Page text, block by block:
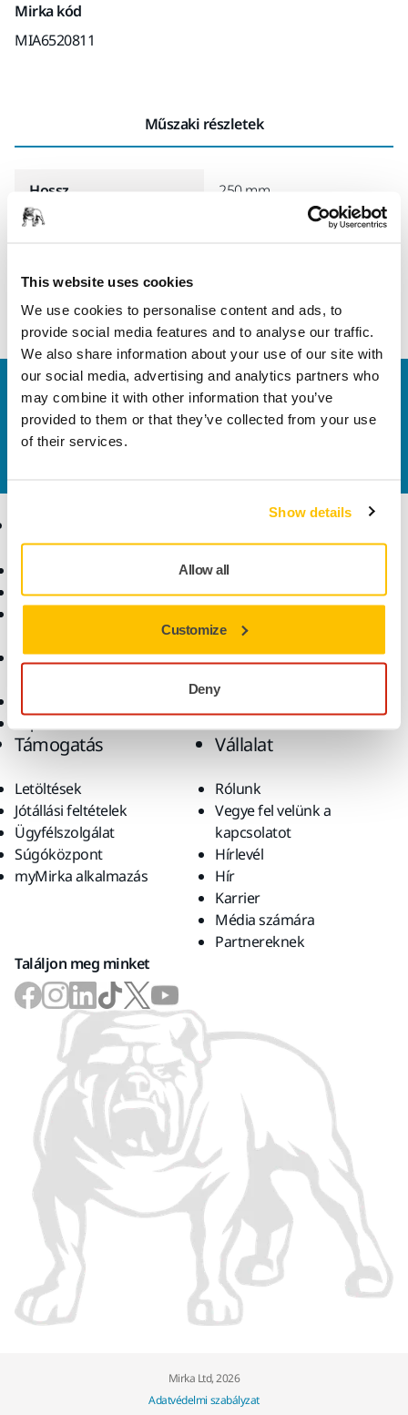
This website uses cookies
We use cookies to personalise content and ads, to
provide social media features and to analyse our traffic.
We also share information about your use of our site with
our social media, advertising and analytics partners who
may combine it with other information that you’ve
provided to them or that they’ve collected from your use
of their services.
Show details
Allow all
Customize
Deny
Mirka kód
MIA6520811
Műszaki részletek
Hossz 250 mm
Vegye fel velünk a kapcsolatot
Szeretne többet tudni?Kérjük, vegye fel velünk a
kapcsolatot
Pormentes csiszolás
Kiegészítők és
Iparágak
Alkalmazások
Támogatás
Letöltések
Jótállási feltételek
Ügyfélszolgálat
Súgóközpont
myMirka alkalmazás
Vállalat
Rólunk
Vegye fel velünk a
kapcsolatot
Hírlevél
Hír
Karrier
Média számára
Partnereknek
Találjon meg minket
Mirka Ltd, 2026
Adatvédelmi szabályzat